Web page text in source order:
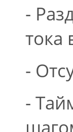
-
тока
-
-